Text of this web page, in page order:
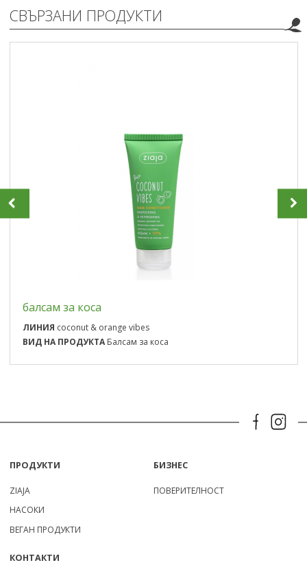
СВЪРЗАНИ ПРОДУКТИ
балсам за коса
ЛИНИЯ coconut & orange vibes
ВИД НА ПРОДУКТА Балсам за коса
ПРОДУКТИ
ZIAJA
НАСОКИ
ВЕГАН ПРОДУКТИ
БИЗНЕС
ПОВЕРИТЕЛНОСТ
КОНТАКТИ